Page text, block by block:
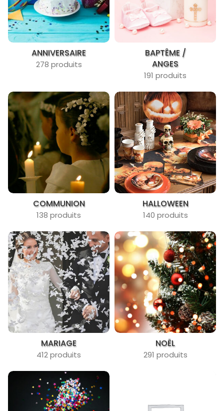
ANNIVERSAIRE
278 produits
BAPTÊME /
ANGES
191 produits
COMMUNION
138 produits
HALLOWEEN
140 produits
MARIAGE
412 produits
NOËL
291 produits